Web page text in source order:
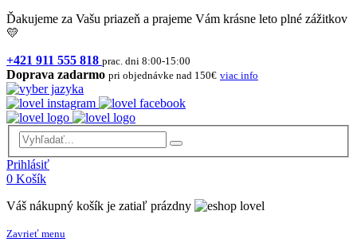
Ďakujeme za Vašu priazeň a prajeme Vám krásne leto plné zážitkov
💛
+421 911 555 818 prac. dni 8:00-15:00
Doprava zadarmo pri objednávke nad 150€ viac info
Prihlásiť
0 Košík
Váš nákupný košík je zatiaľ prázdny
Zavrieť menu